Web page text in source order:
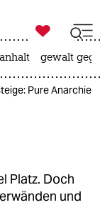

taz zahl ich
gewalt
Pure Anarchie
Platz. Doch
und